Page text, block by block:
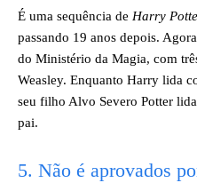
É uma sequência de Harry
passando 19 anos depois.
do Ministério da Magia, com
Weasley. Enquanto Harry lida
seu filho Alvo Severo Potter
pai.
5. Não é aprovados